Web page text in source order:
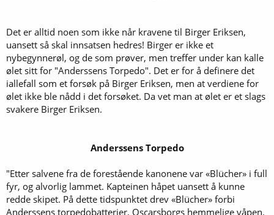
Det er alltid noen som ikke når kravene til Birger Eriksen,
uansett så skal innsatsen hedres! Birger er ikke et
nybegynnerøl, og de som prøver, men treffer under kan kalle
ølet sitt for "Anderssens Torpedo". Det er for å definere det
iallefall som et forsøk på Birger Eriksen, men at verdiene for
ølet ikke ble nådd i det forsøket. Da vet man at ølet er et slags
svakere Birger Eriksen.
Anderssens Torpedo
"Etter salvene fra de forestående kanonene var «Blücher» i full
fyr, og alvorlig lammet. Kapteinen håpet uansett å kunne
redde skipet. På dette tidspunktet drev «Blücher» forbi
Anderssens torpedobatterier, Oscarsborgs hemmelige våpen.